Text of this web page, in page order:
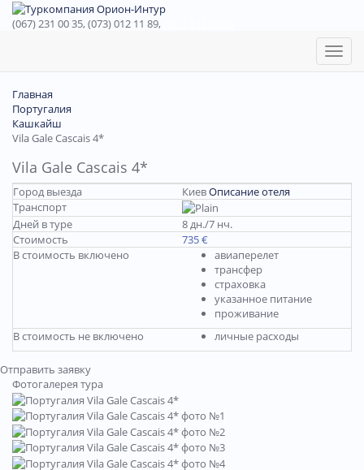
(067) 231 00 35, (073) 012 11 89,
Toggle
Главная
Португалия
Кашкайш
Vila Gale Cascais 4*
Vila Gale Cascais 4*
Город выезда КиевОписание отеля
Транспорт
Дней в туре
8 дн./7 нч.
Стоимость
735 €
В стоимость включено
авиаперелет
трансфер
страховка
указанное питание
проживание
В стоимость не включено
личные расходы
Отправить заявку
Фотогалерея тура